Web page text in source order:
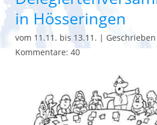
in Hösseringen
vom 11.11. bis 13.11. |
Kommentare: 40